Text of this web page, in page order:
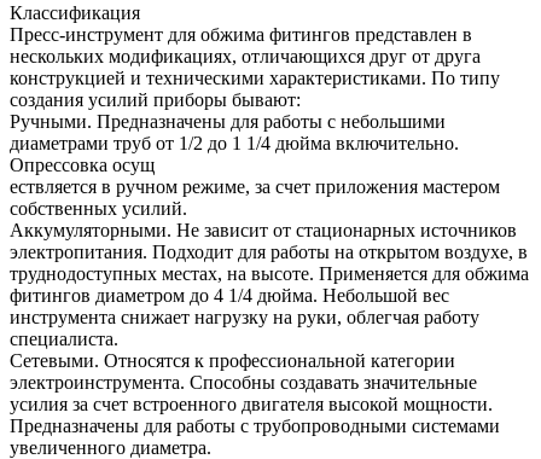
Классификация
Пресс-инструмент для обжима фитингов представлен в
нескольких модификациях, отличающихся друг от друга
конструкцией и техническими характеристиками. По типу
создания усилий приборы бывают:
Ручными. Предназначены для работы с небольшими
диаметрами труб от 1/2 до 1 1/4 дюйма включительно.
Опрессовка осущ
ествляется в ручном режиме, за счет приложения мастером
собственных усилий.
Аккумуляторными. Не зависит от стационарных источников
электропитания. Подходит для работы на открытом воздухе, в
труднодоступных местах, на высоте. Применяется для обжима
фитингов диаметром до 4 1/4 дюйма. Небольшой вес
инструмента снижает нагрузку на руки, облегчая работу
специалиста.
Сетевыми. Относятся к профессиональной категории
электроинструмента. Способны создавать значительные
усилия за счет встроенного двигателя высокой мощности.
Предназначены для работы с трубопроводными системами
увеличенного диаметра.